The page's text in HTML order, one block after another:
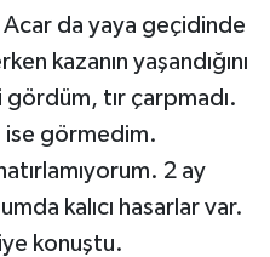
Acar da yaya geçidinde
kazanın yaşandığını
tır çarpmadı.
ise görmedim.
2 ay
kalıcı hasarlar var.
konuştu.